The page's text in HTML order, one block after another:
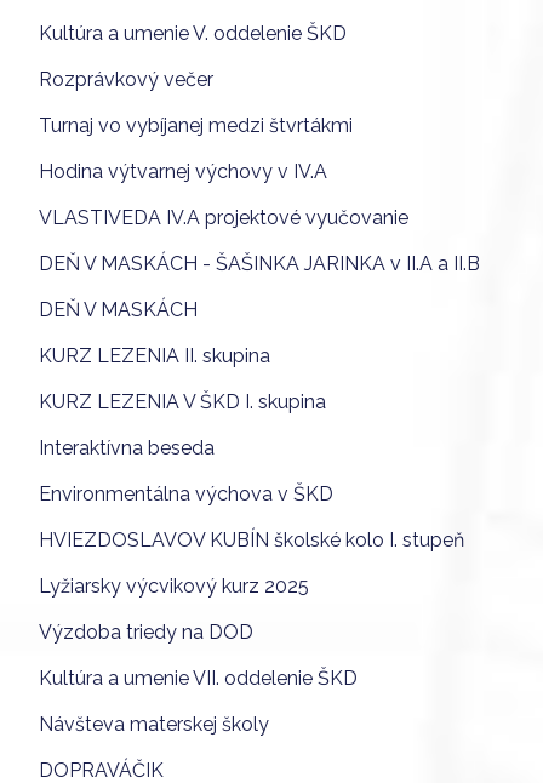
Kultúra a umenie V. oddelenie ŠKD
Rozprávkový večer
Turnaj vo vybíjanej medzi štvrtákmi
Hodina výtvarnej výchovy v IV.A
VLASTIVEDA IV.A projektové vyučovanie
DEŇ V MASKÁCH - ŠAŠINKA JARINKA v II.A a II.B
DEŇ V MASKÁCH
KURZ LEZENIA II. skupina
KURZ LEZENIA V ŠKD I. skupina
Interaktívna beseda
Environmentálna výchova v ŠKD
HVIEZDOSLAVOV KUBÍN školské kolo I. stupeň
Lyžiarsky výcvikový kurz 2025
Výzdoba triedy na DOD
Kultúra a umenie VII. oddelenie ŠKD
Návšteva materskej školy
DOPRAVÁČIK